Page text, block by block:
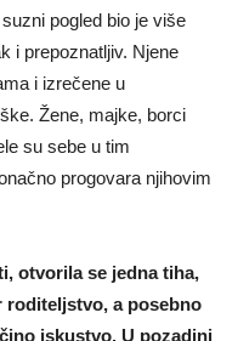
pogled bio je više
i prepoznatljiv. Njene
i izrečene u
Žene, majke, borci
su sebe u tim
progovara njihovim
otvorila se jedna tiha,
roditeljstvo, a posebno
iskustvo. U pozadini